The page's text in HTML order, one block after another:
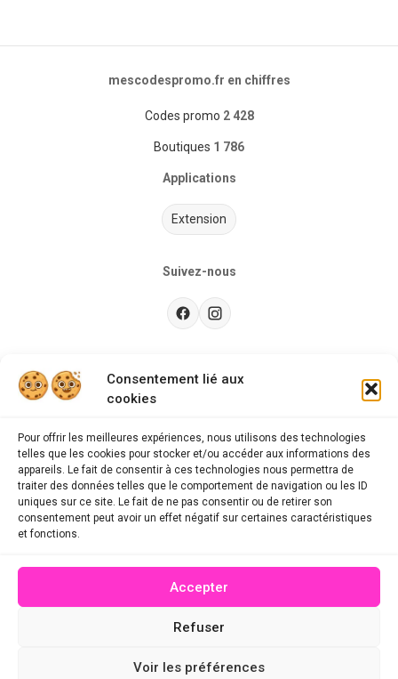
Consentement lié aux
cookies
Pour offrir les meilleures expériences, nous utilisons des technologies
telles que les cookies pour stocker et/ou accéder aux informations des
appareils. Le fait de consentir à ces technologies nous permettra de
traiter des données telles que le comportement de navigation ou les ID
uniques sur ce site. Le fait de ne pas consentir ou de retirer son
consentement peut avoir un effet négatif sur certaines caractéristiques
et fonctions.
Accepter
Refuser
Voir les préférences
mescodespromo.fr en chiffres
Codes promo 2 428
Boutiques 1 786
Applications
Extension
Suivez-nous
FAQ
Mentions légales
Politique de confidentialité
Contact